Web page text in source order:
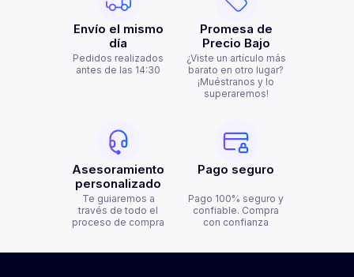
Envío el mismo
día
Pedidos realizados
antes de las 14:30
Promesa de
Precio Bajo
¿Viste un artículo más
barato en otro lugar?
¡Muéstranos y lo
superaremos!
Asesoramiento
personalizado
Te guiaremos a
través de todo el
proceso de compra
Pago seguro
Pago 100% seguro y
confiable. Compra
con confianza